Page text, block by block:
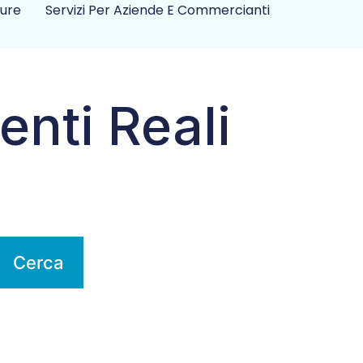
Servizi Per Aziende E Commercianti
Reali
Cerca